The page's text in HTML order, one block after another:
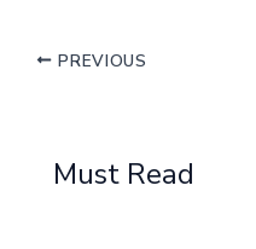
PREVIOUS
Must Read